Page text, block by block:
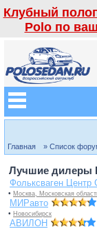
Клубный
Polo по
Главная » Список
Лучшие дилеры
Фольксваген Центр
• Москва, Московская
МИРавто
• Новосибирск
АВИЛОН